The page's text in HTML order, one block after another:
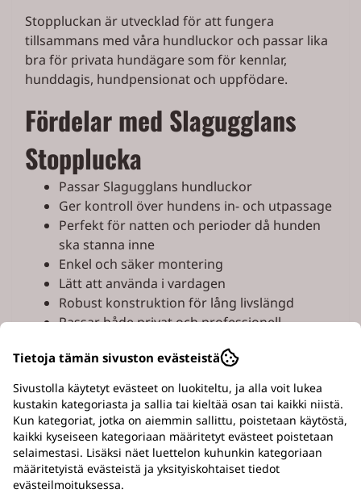
Stoppluckan är utvecklad för att fungera
tillsammans med våra hundluckor och passar lika
bra för privata hundägare som för kennlar,
hunddagis, hundpensionat och uppfödare.
Fördelar med Slagugglans
Stopplucka
Passar Slagugglans hundluckor
Ger kontroll över hundens in- och utpassage
Perfekt för natten och perioder då hunden
ska stanna inne
Enkel och säker montering
Lätt att använda i vardagen
Robust konstruktion för lång livslängd
Passar både privat och professionell
Tillverkad i aluminium och rostfritt stål
Anpassad för kennlar, hunddagis och
hundpensionat
Skapa lugn och trygghet
under natten
Tietoja tämän sivuston evästeistä
Sivustolla käytetyt evästeet on luokiteltu, ja alla voit lukea
kustakin kategoriasta ja sallia tai kieltää osan tai kaikki niistä.
Kun kategoriat, jotka on aiemmin sallittu, poistetaan käytöstä,
kaikki kyseiseen kategoriaan määritetyt evästeet poistetaan
selaimestasi. Lisäksi näet luettelon kuhunkin kategoriaan
määritetyistä evästeistä ja yksityiskohtaiset tiedot
evästeilmoituksessa.